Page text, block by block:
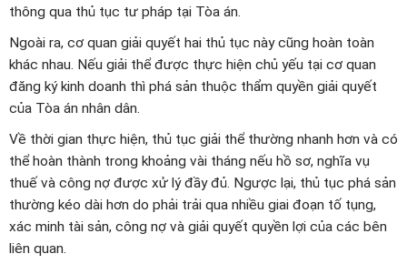
thông qua thủ tục tư pháp tại Tòa án.
Ngoài ra, cơ quan giải quyết hai thủ tục này cũng hoàn toàn
khác nhau. Nếu giải thể được thực hiện chủ yếu tại cơ quan
đăng ký kinh doanh thì phá sản thuộc thẩm quyền giải quyết
của Tòa án nhân dân.
Về thời gian thực hiện, thủ tục giải thể thường nhanh hơn và có
thể hoàn thành trong khoảng vài tháng nếu hồ sơ, nghĩa vụ
thuế và công nợ được xử lý đầy đủ. Ngược lại, thủ tục phá sản
thường kéo dài hơn do phải trải qua nhiều giai đoạn tố tụng,
xác minh tài sản, công nợ và giải quyết quyền lợi của các bên
liên quan.